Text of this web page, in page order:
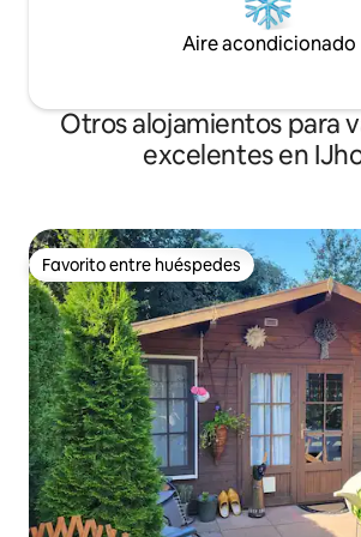
Aire acondicionado
Otros alojamientos para
excelentes en
Favorito entre huéspedes
Favorito entre huéspedes